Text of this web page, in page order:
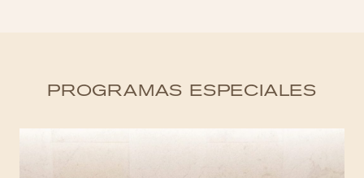
PROGRAMAS ESPECIALES